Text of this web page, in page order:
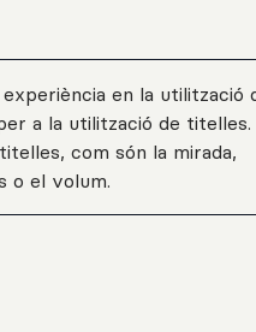
en la utilització
a la utilització de titelles.
com són la mirada,
o el volum.